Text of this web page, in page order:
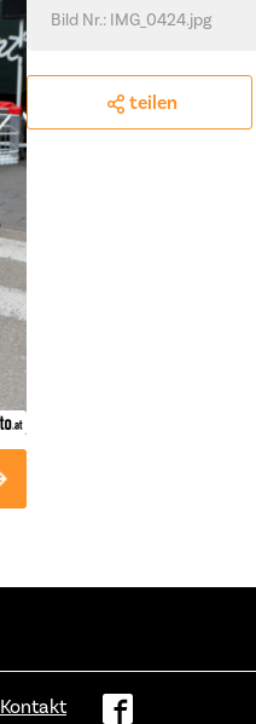
Bild Nr.: IMG_0424.jpg
teilen
Kontakt